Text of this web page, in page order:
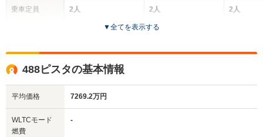
乗車定員
サイズ
(全長x全幅x全高)
2人
全高
1.2m
2人
2ドア
2人
▼全てを表示する
488ピスタの基本情報
平均価格 7269.2万円
WLTCモード
燃費
-